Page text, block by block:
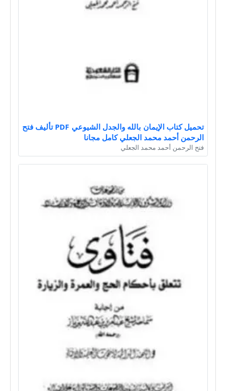
تحميل كتاب الإيمان بالله والجدل الشيوعي PDF تأليف فتح
الرحمن أحمد محمد الجعلي كامل مجانا
فتح الرحمن أحمد محمد الجعلي